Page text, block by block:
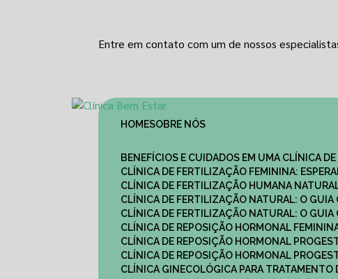
Entre em contato com um de nossos
HOME
SOBRE NÓS
BENEFÍCIOS E CUIDADOS EM UMA CLÍNICA
CLÍNICA DE FERTILIZAÇÃO FEMININA:
CLÍNICA DE FERTILIZAÇÃO HUMANA
CLÍNICA DE FERTILIZAÇÃO NATURAL: O
CLÍNICA DE FERTILIZAÇÃO NATURAL: O
CLÍNICA DE REPOSIÇÃO HORMONAL
CLÍNICA DE REPOSIÇÃO HORMONAL
CLÍNICA DE REPOSIÇÃO HORMONAL
CLÍNICA GINECOLÓGICA PARA